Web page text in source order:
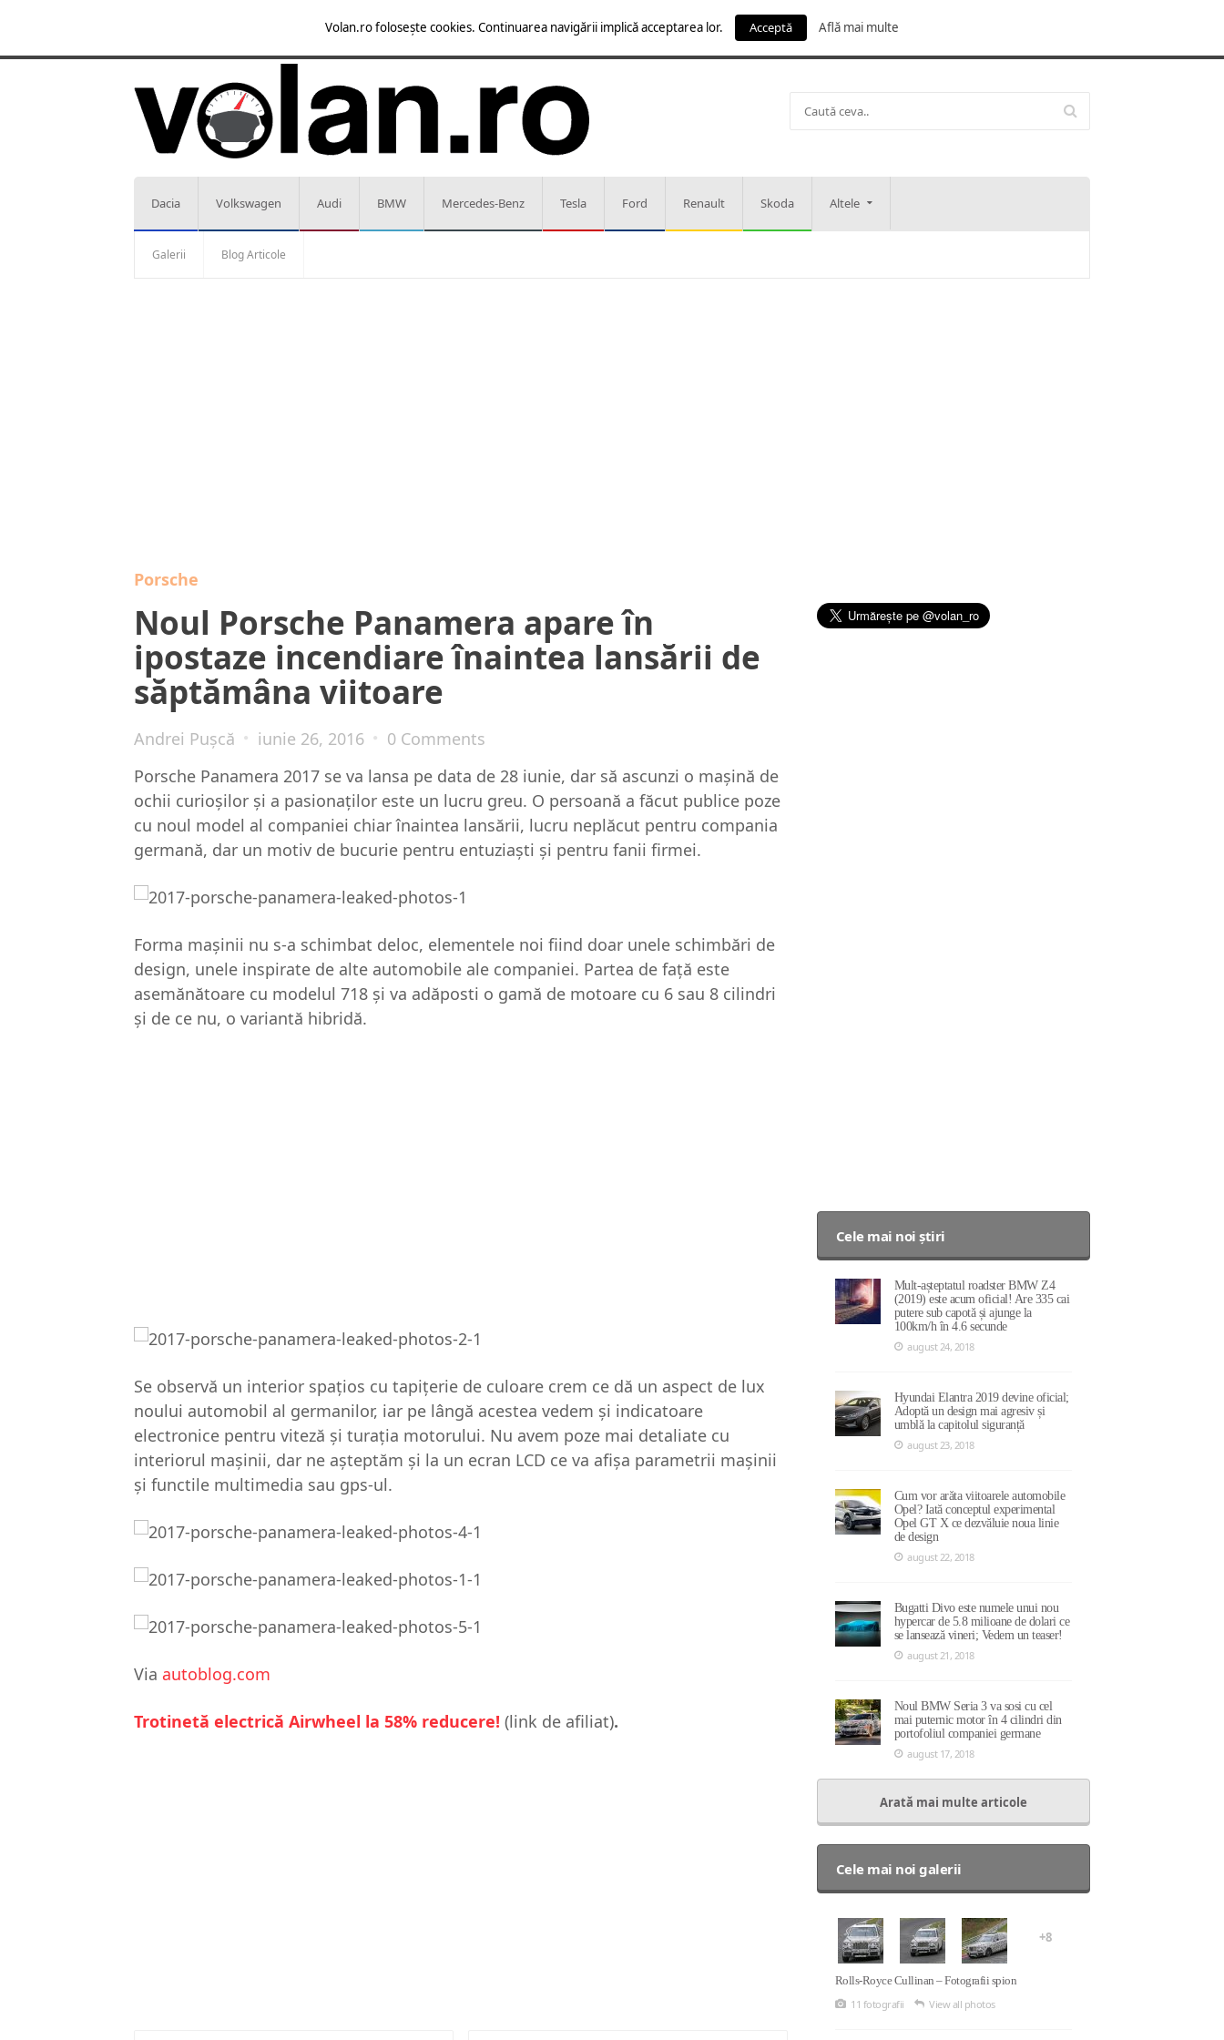
Dacia Volkswagen Audi BMW Mercedes-Benz Tesla Ford Renault Skoda Altele
Galerii Blog Articole
Porsche
Noul Porsche Panamera apare în
ipostaze incendiare înaintea lansării de
săptămâna viitoare
Andrei Pușcă iunie 26, 2016
0 Comments
Porsche Panamera 2017 se va lansa pe data de 28 iunie, dar să ascunzi o maşină de
ochii curioşilor şi a pasionaţilor este un lucru greu. O persoană a făcut publice poze
cu noul model al companiei chiar înaintea lansării, lucru neplăcut pentru compania
germană, dar un motiv de bucurie pentru entuziaşti şi pentru fanii firmei.
Forma maşinii nu s-a schimbat deloc, elementele noi fiind doar unele schimbări de
design, unele inspirate de alte automobile ale companiei. Partea de faţă este
asemănătoare cu modelul 718 şi va adăposti o gamă de motoare cu 6 sau 8 cilindri
şi de ce nu, o variantă hibridă.
Se observă un interior spaţios cu tapiţerie de culoare crem ce dă un aspect de lux
noului automobil al germanilor, iar pe lângă acestea vedem şi indicatoare
electronice pentru viteză şi turaţia motorului. Nu avem poze mai detaliate cu
interiorul maşinii, dar ne aşteptăm şi la un ecran LCD ce va afişa parametrii maşinii
şi functile multimedia sau gps-ul.
Via autoblog.com
Trotinetă electrică Airwheel la 58% reducere! (link de afiliat).
Cele mai noi știri
Mult-așteptatul roadster BMW Z4
(2019) este acum oficial! Are 335 cai
putere sub capotă și ajunge la
100km/h în 4.6 secunde
august 24, 2018
Hyundai Elantra 2019 devine oficial;
Adoptă un design mai agresiv și
umblă la capitolul siguranță
august 23, 2018
Cum vor arăta viitoarele automobile
Opel? Iată conceptul experimental
Opel GT X ce dezvăluie noua linie
de design
august 22, 2018
Bugatti Divo este numele unui nou
hypercar de 5.8 milioane de dolari ce
se lansează vineri; Vedem un teaser!
august 21, 2018
Noul BMW Seria 3 va sosi cu cel
mai puternic motor în 4 cilindri din
portofoliul companiei germane
august 17, 2018
Arată mai multe articole
Cele mai noi galerii
+8
Rolls-Royce Cullinan – Fotografii spion
11 fotografii
View all photos
Volan.ro folosește cookies. Continuarea navigării implică acceptarea lor. Acceptă Află mai multe